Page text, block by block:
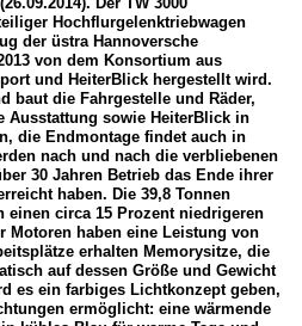
Hochflurgelenktriebwagen
der üstra Hannoversche
von dem Konsortium aus
und HeiterBlick hergestellt wird.
baut die Fahrgestelle und Räder,
Ausstattung sowie HeiterBlick in
die Endmontage findet auch in
nach und nach die verbliebenen
30 Jahren Betrieb das Ende ihrer
haben. Die 39,8 Tonnen
einen circa 15 Prozent niedrigeren
Motoren haben eine Leistung von
erhalten Memorysitze, die
auf dessen Größe und Gewicht
es ein farbiges Lichtkonzept geben,
ermöglicht: eine wärmende